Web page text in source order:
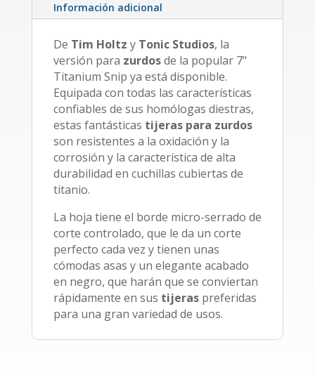
Información adicional
De Tim Holtz y Tonic Studios, la
versión para zurdosde la popular 7"
Titanium Snip ya está disponible.
Equipada con todas las características
confiables de sus homólogas diestras,
estas fantásticas tijeras para zurdos
son resistentes a la oxidación y la
corrosión y la característica de alta
durabilidad en cuchillas cubiertas de
titanio.
La hoja tiene el borde micro-serrado de
corte controlado, que le da un corte
perfecto cada vez y tienen unas
cómodas asas y un elegante acabado
en negro, que harán que se conviertan
rápidamente en sus tijeraspreferidas
para una gran variedad de usos.